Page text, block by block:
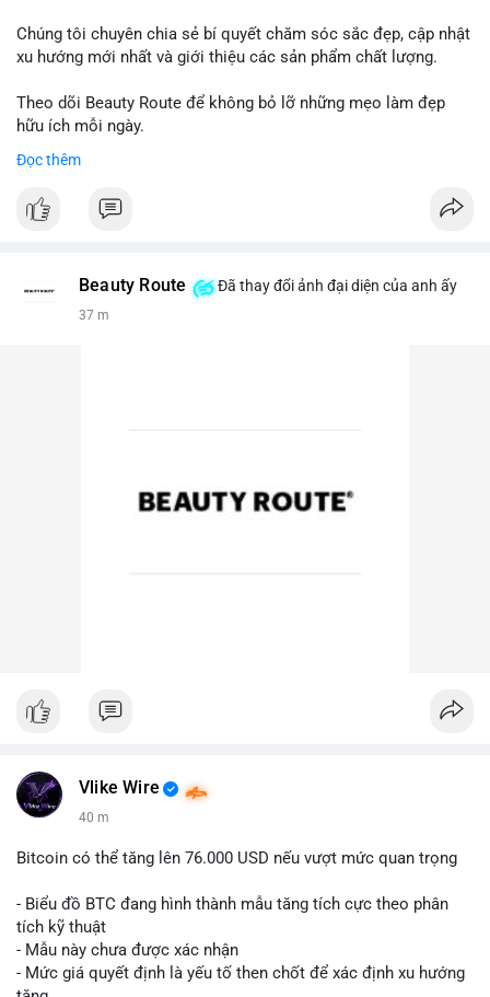
Chúng tôi chuyên chia sẻ bí quyết chăm sóc sắc đẹp, cập nhật
xu hướng mới nhất và giới thiệu các sản phẩm chất lượng.
Theo dõi Beauty Route để không bỏ lỡ những mẹo làm đẹp
hữu ích mỗi ngày.
Đọc thêm
Beauty Route Đã thay đổi ảnh đại diện của anh ấy
37 m
Vlike Wire
40 m
Bitcoin có thể tăng lên 76.000 USD nếu vượt mức quan trọng
- Biểu đồ BTC đang hình thành mẫu tăng tích cực theo phân
tích kỹ thuật
- Mẫu này chưa được xác nhận
- Mức giá quyết định là yếu tố then chốt để xác định xu hướng